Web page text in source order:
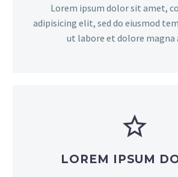
Lorem ipsum dolor sit amet,
adipisicing elit, sed do eiusmod
ut labore et dolore magna
LOREM IPSUM